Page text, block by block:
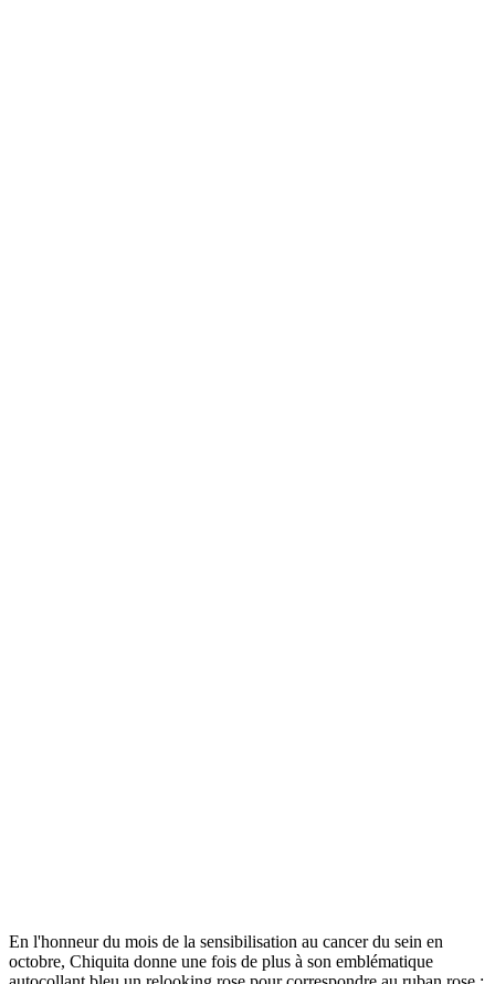
En l'honneur du mois de la sensibilisation au cancer du sein en
octobre, Chiquita donne une fois de plus à son emblématique